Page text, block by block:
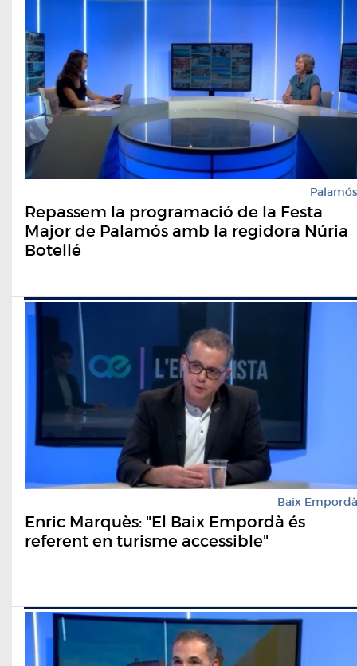
Palamós
Repassem la programació de la Festa
Major de Palamós amb la regidora Núria
Botellé
Baix Empordà
Enric Marquès: "El Baix Empordà és
referent en turisme accessible"